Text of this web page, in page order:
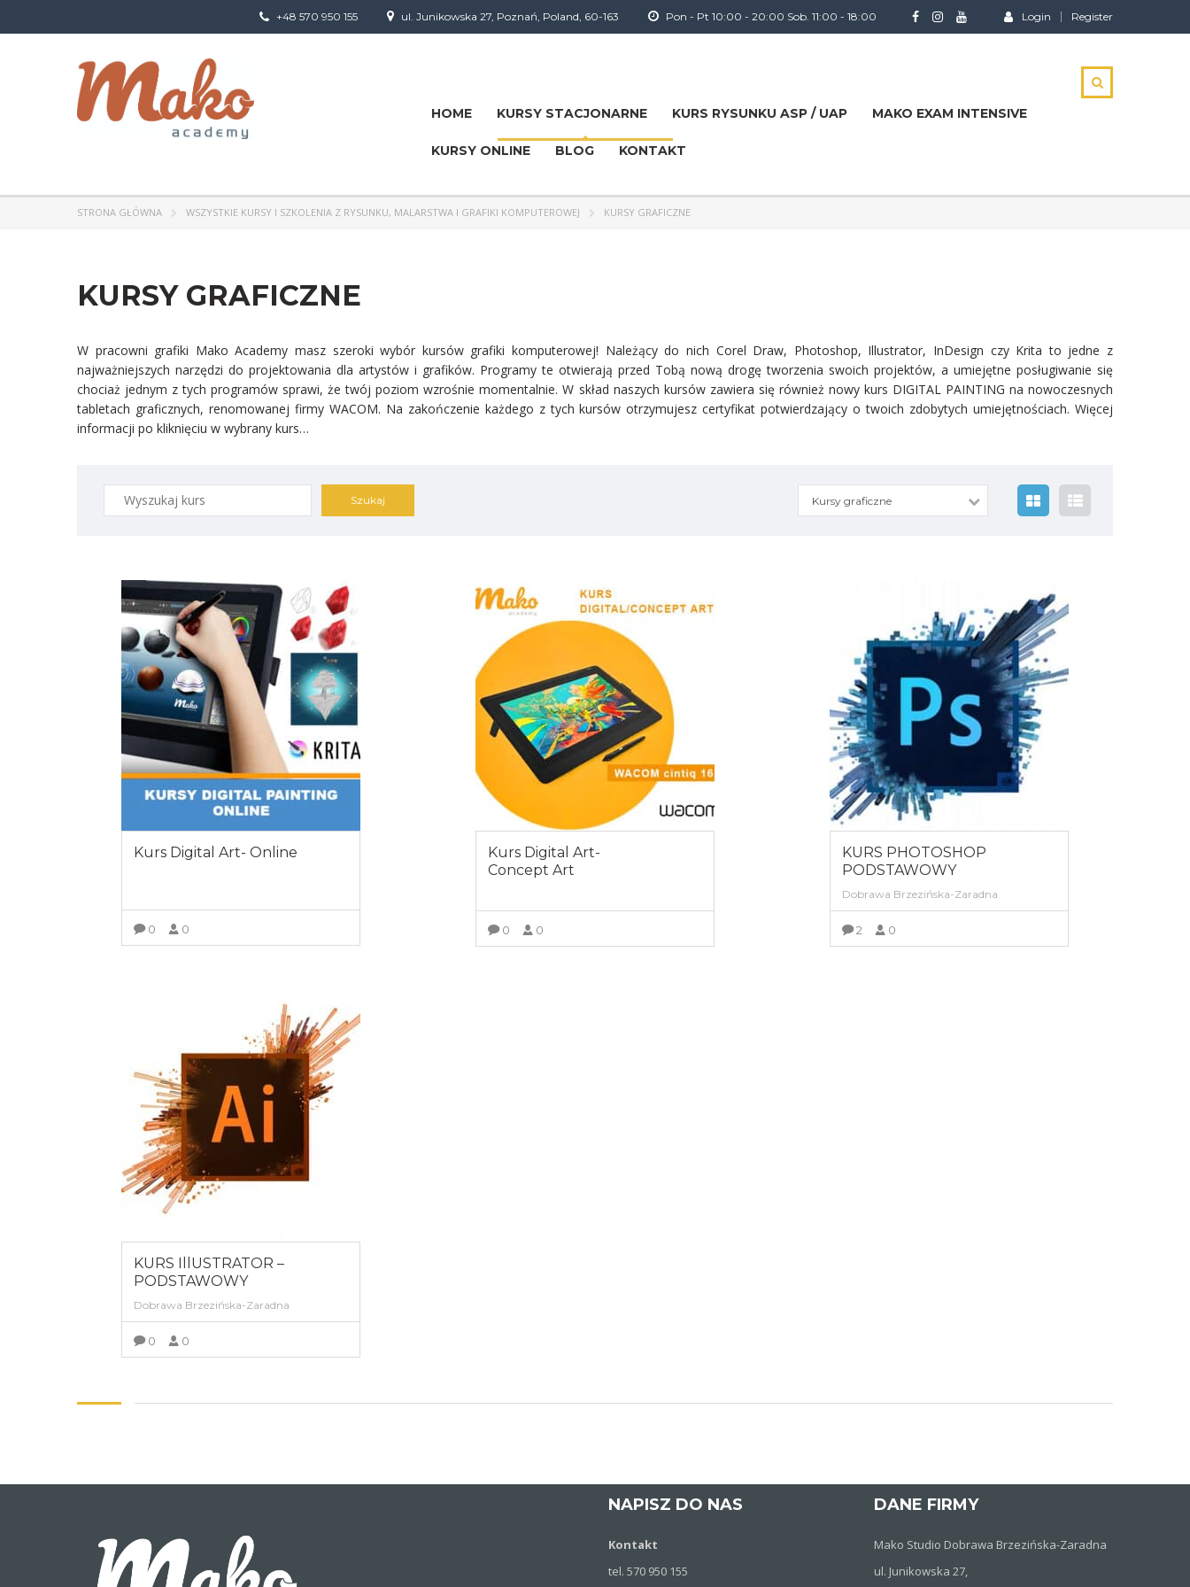
Login Register
Pon - Pt 10:00 - 20:00 Sob. 11:00 - 18:00
ul. Junikowska 27, Poznań, Poland, 60-163
+48 570 950 155
HOME KURSY STACJONARNE KURS RYSUNKU ASP / UAP MAKO EXAM INTENSIVE
KURSY ONLINE BLOG KONTAKT
STRONA GŁÓWNA WSZYSTKIE KURSY I SZKOLENIA Z RYSUNKU, MALARSTWA I GRAFIKI KOMPUTEROWEJ KURSY GRAFICZNE
KURSY GRAFICZNE
W pracowni grafiki Mako Academy masz szeroki wybór kursów grafiki komputerowej! Należący do nich Corel Draw, Photoshop, Illustrator, InDesign czy Krita to jedne z
najważniejszych narzędzi do projektowania dla artystów i grafików. Programy te otwierają przed Tobą nową drogę tworzenia swoich projektów, a umiejętne posługiwanie się
chociaż jednym z tych programów sprawi, że twój poziom wzrośnie momentalnie. W skład naszych kursów zawiera się również nowy kurs DIGITAL PAINTING na nowoczesnych
tabletach graficznych, renomowanej firmy WACOM. Na zakończenie każdego z tych kursów otrzymujesz certyfikat potwierdzający o twoich zdobytych umiejętnościach. Więcej
informacji po kliknięciu w wybrany kurs…
Szukaj: Kursy graficzne
Free
Kurs Digital Art- Online
0 0
Free
Kurs Digital Art-
Concept Art
0 0
KURS PHOTOSHOP
PODSTAWOWY
Dobrawa Brzezińska-Zaradna
2 0
KURS IllUSTRATOR –
PODSTAWOWY
Dobrawa Brzezińska-Zaradna
0 0
NAPISZ DO NAS
Kontakt
tel. 570 950 155
DANE FIRMY
Mako Studio Dobrawa Brzezińska-Zaradna
ul. Junikowska 27,